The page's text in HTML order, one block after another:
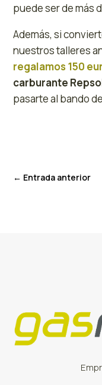
puede ser de más
Además, si
nuestros talleres
regalamos 150
carburante
pasarte al bando
← Entrada anterior